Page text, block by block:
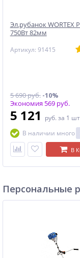
Эл.рубанок WORTEX
750Вт 82мм
Артикул: 91415
5 690 руб.-10%
Экономия 569 руб.
5 121 руб. за 1 шт
В наличии много
В
Персональные